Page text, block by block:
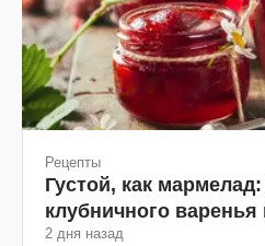
Рецепты
Густой, как
клубничного варенья
2 дня назад